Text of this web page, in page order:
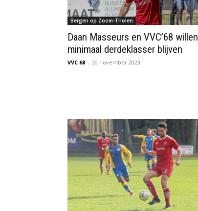
Bergen op Zoom-Tholen
Daan Masseurs en VVC’68 willen
minimaal derdeklasser blijven
VVC 68 - 30 november 2023